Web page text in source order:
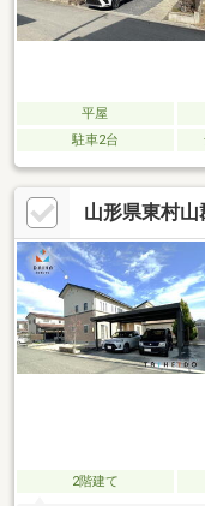
平屋
駐車2台
山形県東村
2階建て